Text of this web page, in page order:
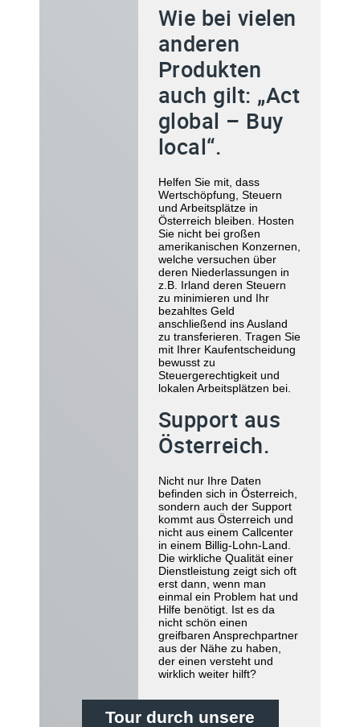
Wie bei vielen
anderen
Produkten
auch gilt: „Act
global – Buy
local“.
Helfen Sie mit, dass
Wertschöpfung, Steuern
und Arbeitsplätze in
Österreich bleiben. Hosten
Sie nicht bei großen
amerikanischen Konzernen,
welche versuchen über
deren Niederlassungen in
z.B. Irland deren Steuern
zu minimieren und Ihr
bezahltes Geld
anschließend ins Ausland
zu transferieren. Tragen Sie
mit Ihrer Kaufentscheidung
bewusst zu
Steuergerechtigkeit und
lokalen Arbeitsplätzen bei.
Support aus
Österreich.
Nicht nur Ihre Daten
befinden sich in Österreich,
sondern auch der Support
kommt aus Österreich und
nicht aus einem Callcenter
in einem Billig-Lohn-Land.
Die wirkliche Qualität einer
Dienstleistung zeigt sich oft
erst dann, wenn man
einmal ein Problem hat und
Hilfe benötigt. Ist es da
nicht schön einen
greifbaren Ansprechpartner
aus der Nähe zu haben,
der einen versteht und
wirklich weiter hilft?
Tour durch unsere